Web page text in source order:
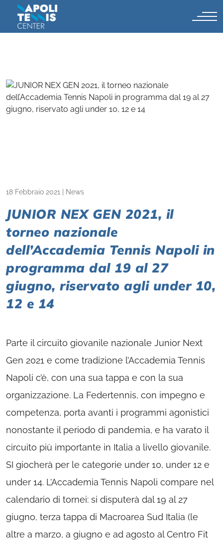
18 Febbraio 2021 News
JUNIOR NEX GEN 2021, il
torneo nazionale
dell’Accademia Tennis Napoli in
programma dal 19 al 27
giugno, riservato agli under 10,
12 e 14
Parte il circuito giovanile nazionale Junior Next
Gen 2021 e come tradizione l’Accademia Tennis
Napoli c’è, con una sua tappa e con la sua
organizzazione. La Federtennis, con impegno e
competenza, porta avanti i programmi agonistici
nonostante il periodo di pandemia, e ha varato il
circuito più importante in Italia a livello giovanile.
SI giocherà per le categorie under 10, under 12 e
under 14. L’Accademia Tennis Napoli compare nel
calendario di tornei: si disputerà dal 19 al 27
giugno, terza tappa di Macroarea Sud Italia (le
altre a marzo, a giugno e ad agosto al Centro Fit